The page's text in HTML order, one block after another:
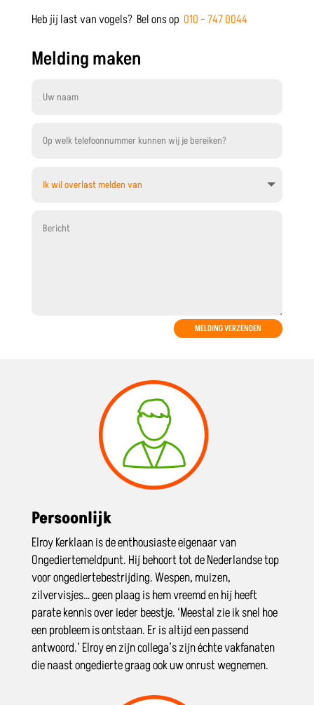
Heb jij last van vogels? Bel ons op 010 – 747 0044
Melding maken
MELDING VERZENDEN
Persoonlijk
Elroy Kerklaan is de enthousiaste eigenaar van
Ongediertemeldpunt. Hij behoort tot de Nederlandse top
voor ongediertebestrijding. Wespen, muizen,
zilvervisjes… geen plaag is hem vreemd en hij heeft
parate kennis over ieder beestje. ‘Meestal zie ik snel hoe
een probleem is ontstaan. Er is altijd een passend
antwoord.’ Elroy en zijn collega’s zijn échte vakfanaten
die naast ongedierte graag ook uw onrust wegnemen.